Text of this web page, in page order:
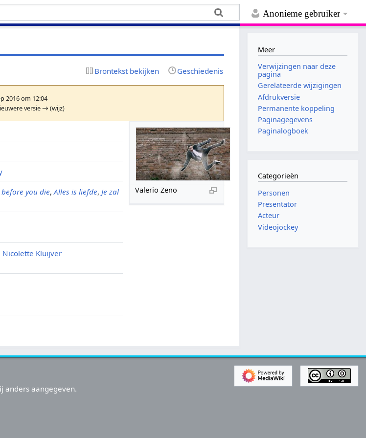
Anonieme gebruiker
Brontekst bekijken Geschiedenis
2016 om 12:04
versie → (wijz)
Valerio Zeno
before you die,Alles is liefde, Je zal
Nicolette Kluijver
Meer
Verwijzingen naar deze
pagina
Gerelateerde wijzigingen
Afdrukversie
Permanente koppeling
Paginagegevens
Paginalogboek
Categorieën
Personen
Presentator
Acteur
Videojockey
anders aangegeven.